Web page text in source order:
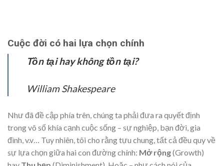
Cuộc đời có hai lựa chọn chính
Tồn tại hay không tồn tại?
William Shakespeare
Như đã đề cập phía trên, chúng ta phải đưa ra quyết định
trong vô số khía cạnh cuộc sống – sự nghiệp, bạn đời, gia
đình, v.v… Tuy nhiên, tôi cho rằng tựu chung, tất cả đều quy về
sự lựa chọn giữa hai con đường chính: Mở rộng(Growth)